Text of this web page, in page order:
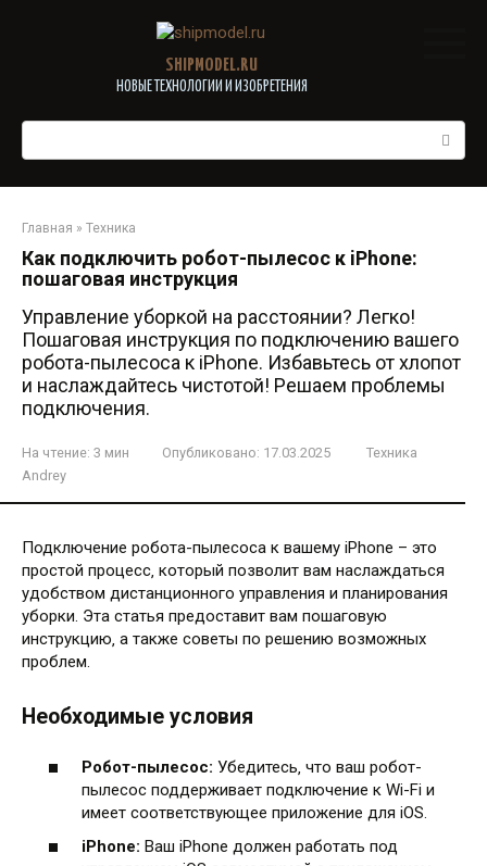
SHIPMODEL.RU
НОВЫЕ ТЕХНОЛОГИИ И ИЗОБРЕТЕНИЯ
Главная » Техника
Как подключить робот-пылесос к iPhone:
пошаговая инструкция
Управление уборкой на расстоянии? Легко!
Пошаговая инструкция по подключению вашего
робота-пылесоса к iPhone. Избавьтесь от хлопот
и наслаждайтесь чистотой! Решаем проблемы
подключения.
На чтение: 3 мин Опубликовано: 17.03.2025
Техника
Andrey
Подключение робота-пылесоса к вашему iPhone – это
простой процесс‚ который позволит вам наслаждаться
удобством дистанционного управления и планирования
уборки. Эта статья предоставит вам пошаговую
инструкцию‚ а также советы по решению возможных
проблем.
Необходимые условия
Робот-пылесос: Убедитесь‚ что ваш робот-
пылесос поддерживает подключение к Wi-Fi и
имеет соответствующее приложение для iOS.
iPhone: Ваш iPhone должен работать под